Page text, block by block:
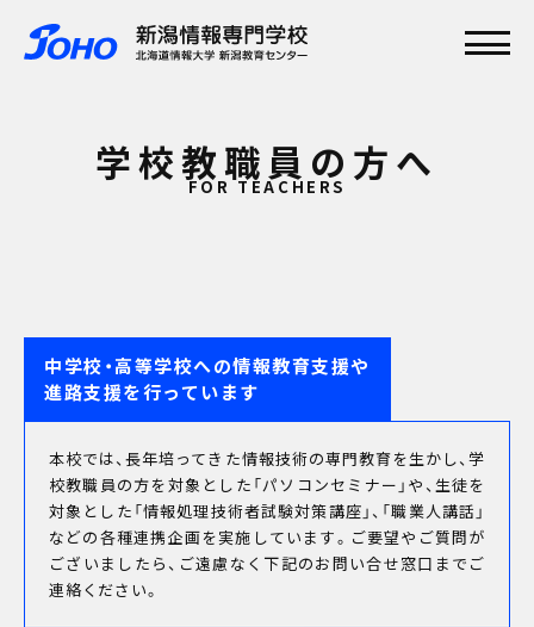
学校紹介
オープンキャンパス
学校教職員の方へ
FOR TEACHERS
中学校・高等学校への情報教育支援や
進路支援を行っています
本校では、長年培ってきた情報技術の専門教育を生かし、学
校教職員の方を対象とした「パソコンセミナー」や、生徒を
対象とした「情報処理技術者試験対策講座」、「職業人講話」
などの各種連携企画を実施しています。ご要望やご質問が
ございましたら、ご遠慮なく下記のお問い合せ窓口までご
連絡ください。